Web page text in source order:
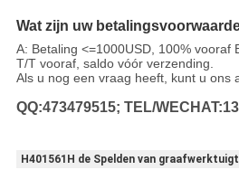
Wat zijn uw
A: Betaling <=1000USD, 100% vooraf
T/T vooraf, saldo vóór verzending.
Als u nog een vraag heeft, kunt u ons
QQ:473479515; TEL/
H401561H de Spelden van